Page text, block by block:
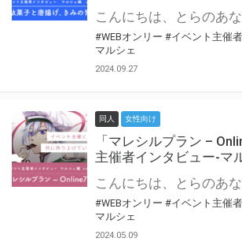
#WEBオンリー #イベント主催
マルシェ
2024.09.27
同人 女性向け
「マレシルプラン –
主催者インタビュー-マ
#WEBオンリー #イベント主催
マルシェ
2024.05.09